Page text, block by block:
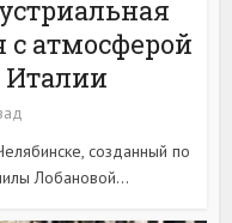
с атмосферой
Италии
созданный по
Лобановой...